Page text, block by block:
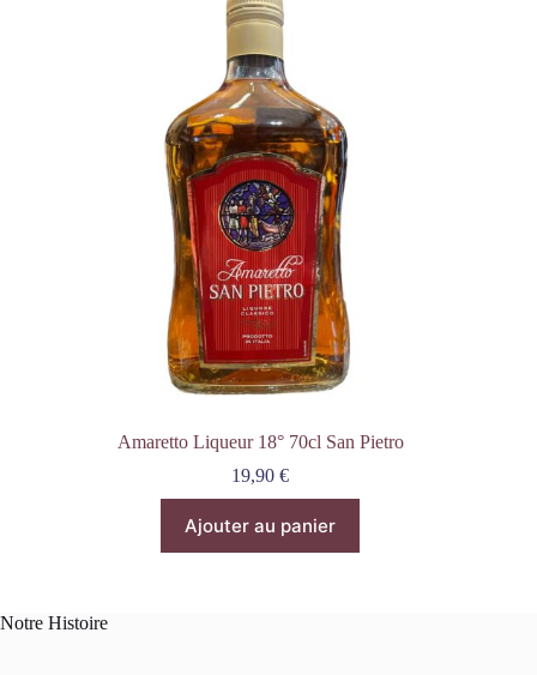
Amaretto Liqueur 18° 70cl San Pietro
19,90€
Ajouter au panier
Notre Histoire